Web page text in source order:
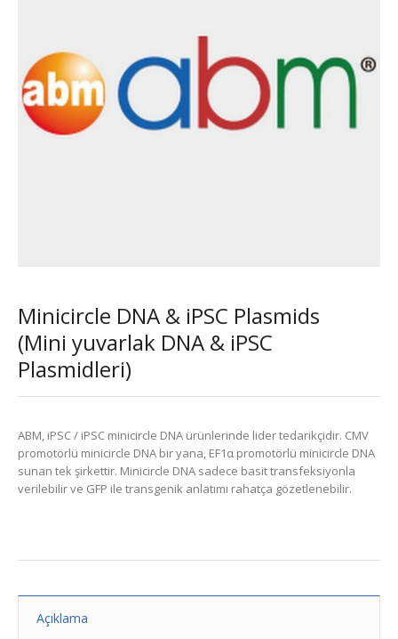
Minicircle DNA & iPSC Plasmids
(Mini yuvarlak DNA & iPSC
Plasmidleri)
ABM, iPSC / iPSC minicircle DNA ürünlerinde lider tedarikçidir. CMV
promotörlü minicircle DNA bir yana, EF1α promotörlü minicircle DNA
sunan tek şirkettir. Minicircle DNA sadece basit transfeksiyonla
verilebilir ve GFP ile transgenik anlatımı rahatça gözetlenebilir.
Açıklama